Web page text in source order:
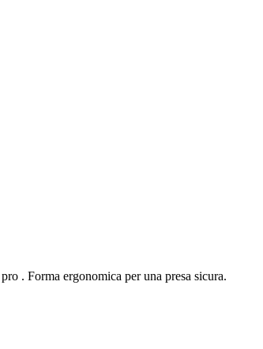
. Forma ergonomica per una presa sicura.